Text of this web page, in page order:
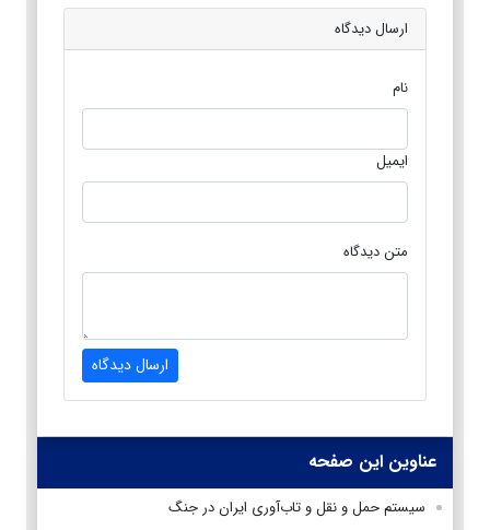
ارسال دیدگاه
نام
ایمیل
متن دیدگاه
ارسال دیدگاه
عناوین این صفحه
سیستم حمل و نقل و تاب‌آوری ایران در جنگ